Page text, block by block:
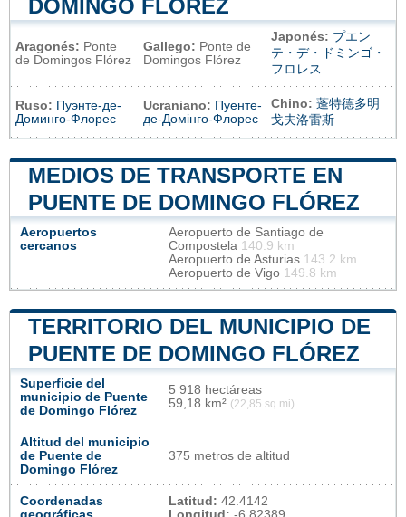
DOMINGO FLÓREZ
Aragonés: Ponte
de Domingos Flórez
Gallego: Ponte de
Domingos Flórez
Japonés: プエン
テ・デ・ドミンゴ・
フロレス
Ruso: Пуэнте-де-
Доминго-Флорес
Ucraniano: Пуенте-
де-Домінго-Флорес
Chino: 蓬特德多明
戈夫洛雷斯
MEDIOS DE TRANSPORTE EN
PUENTE DE DOMINGO FLÓREZ
Aeropuertos
cercanos
Aeropuerto de Santiago de
Compostela 140.9 km
Aeropuerto de Asturias 143.2 km
Aeropuerto de Vigo 149.8 km
TERRITORIO DEL MUNICIPIO DE
PUENTE DE DOMINGO FLÓREZ
Superficie del
municipio de Puente
de Domingo Flórez
5 918 hectáreas
59,18 km² (22,85 sq mi)
Altitud del municipio
de Puente de
Domingo Flórez
375 metros de altitud
Coordenadas
Latitud: 42.4142